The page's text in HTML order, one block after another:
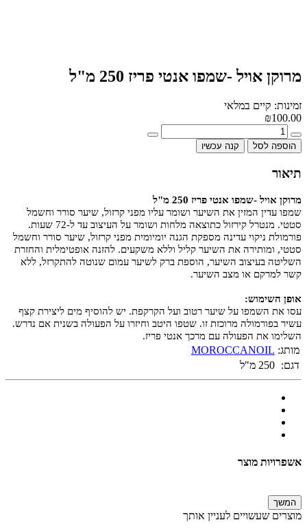
מרוקן אויל -שמפו אנטי פריז 250 מ"ל
זמינות: קיים במלאי
₪100.00
הוספה לסל קנה עכשיו
תיאור
מרוקן אויל -שמפו אנטי פריז 250 מ"ל
שמפו עדין המזין את השיער ושומר עליו מפני קרזול, שיער סורר וחשמל
סטטי. מנטרל קירזול כתוצאה מלחות ושומר על העיצוב עד ל-72 שעות.
פורמולת ניקוי עדינה מספקת הגנה יומיומית מפני קרזול, שיער סורר וחשמל
סטטי, ומותירה את השיער קליל וללא משקעים. להזנה אופטימלית והחזרת
השליטה בעיצוב השיער, הוספת ברק לשיער עמום שנוטה להתקרזל, ללא
קשר למרקם או מצב השיער.
אופן השימוש:
עסו את השמפו על שיער רטוב ועל הקרקפת. יש להוסיף מים ליצירת קצף
עשיר בפורמולה מרוכזת זו. שטפו היטב וחיזרו על הפעולה בשנית אם נדרש.
השלימו את הפעולה עם מרכך אנטי פריז.
מותג: MOROCCANOIL
דגם: 250 מ"ל
אשפרויות מוצר
המשך
מוצרים שעשויים לעניין אותך